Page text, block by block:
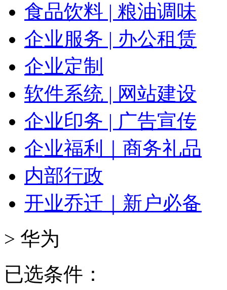
食品饮料 | 粮油调味
企业服务 | 办公租赁
企业定制
软件系统 | 网站建设
企业印务 | 广告宣传
企业福利｜商务礼品
内部行政
开业乔迁｜新户必备
> 华为
已选条件：